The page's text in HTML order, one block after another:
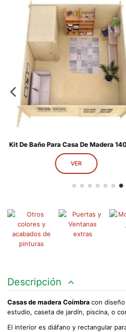
Anexo Para Baño Exterior 28mm
Descripción
Casas de madera Coímbra con
estudio, caseta de jardín, piscina, o
El interior es diáfano y rectangular